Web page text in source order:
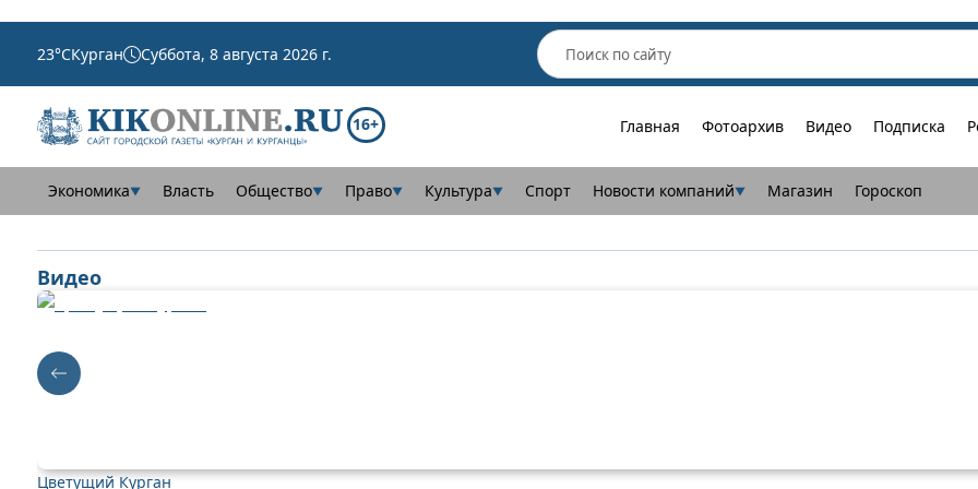
23°CКурган Суббота, 8 августа 2026 г.
16+ Главная Фотоархив Видео Подписка
Экономика▼ Власть Общество▼ Право▼ Культура▼ Спорт Новости компаний▼ Магазин Гороскоп
Видео
Цветущий Курган